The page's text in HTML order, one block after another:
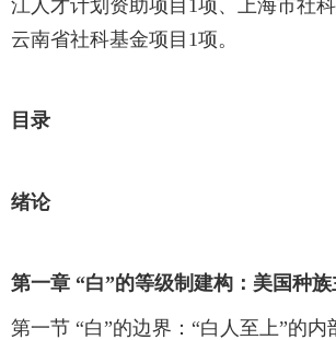
江人才计划资助项目1项、上海市社科
云南省社科基金项目1项。
目录
绪论
第一章 “白”的等级制建构：美国种
第一节 “白”的边界：“白人至上”的内